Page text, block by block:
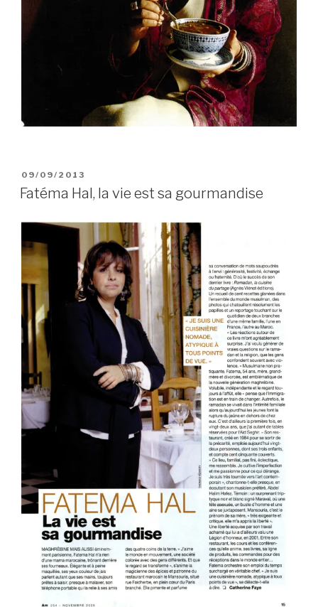
PUBLIÉ
LE
09/09/2013
Fatéma Hal, la vie est sa gourmandise